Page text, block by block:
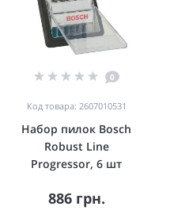
0
Код товара: 2607010531
Набор пилок Bosch
Robust Line
Progressor, 6 шт
886 грн.